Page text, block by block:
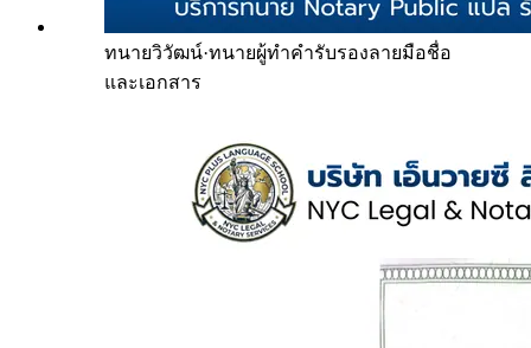
ทนายวิวัฒน์·ทนายผู้ทำคำรับรองลายมือชื่อ
และเอกสาร